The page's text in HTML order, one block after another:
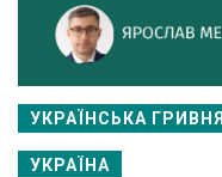
УКРАЇНСЬКА ГРИВНЯ
УКРАЇНА